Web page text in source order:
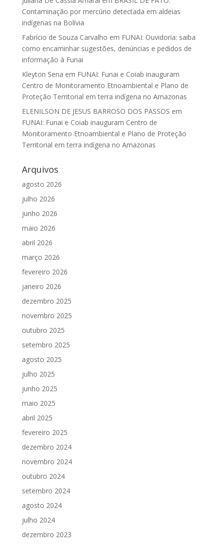
Contaminação por mercúrio detectada em aldeias
indígenas na Bolívia
Fabrício de Souza Carvalho em FUNAI: Ouvidoria: saiba
como encaminhar sugestões, denúncias e pedidos de
informação à Funai
Kleyton Sena em FUNAI: Funai e Coiab inauguram
Centro de Monitoramento Etnoambiental e Plano de
Proteção Territorial em terra indígena no Amazonas
ELENILSON DE JESUS BARROSO DOS PASSOS em
FUNAI: Funai e Coiab inauguram Centro de
Monitoramento Etnoambiental e Plano de Proteção
Territorial em terra indígena no Amazonas
Arquivos
agosto 2026
julho 2026
junho 2026
maio 2026
abril 2026
março 2026
fevereiro 2026
janeiro 2026
dezembro 2025
novembro 2025
outubro 2025
setembro 2025
agosto 2025
julho 2025
junho 2025
maio 2025
abril 2025
fevereiro 2025
dezembro 2024
novembro 2024
outubro 2024
setembro 2024
agosto 2024
julho 2024
dezembro 2023